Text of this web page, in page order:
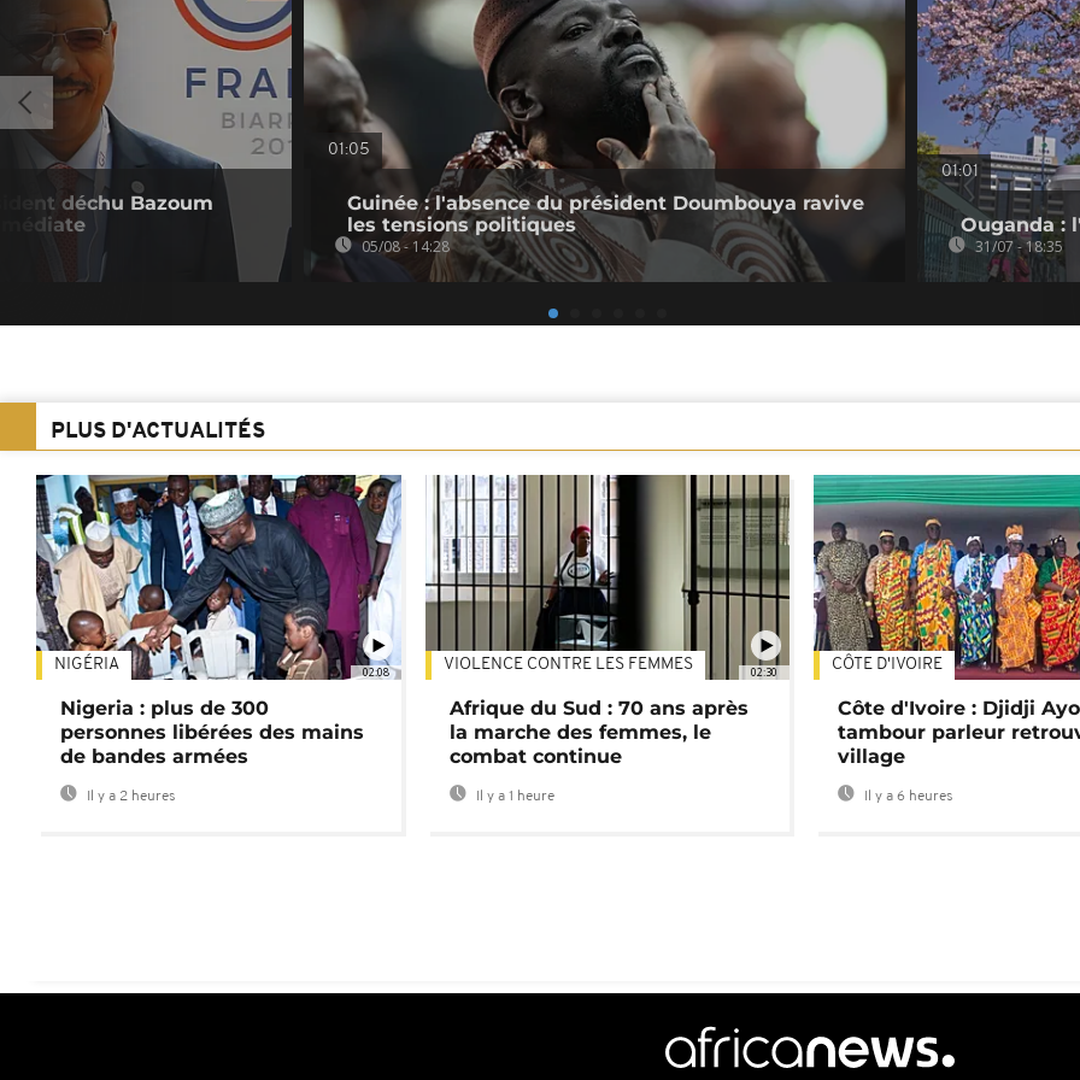
déchu Bazoum
01:05
Guinée : l'absence du président Doumbouya ravive
les tensions politiques
05/08 - 14:28
01:01
Ouganda :
31/07 - 18:35
PLUS D'ACTUALITÉS
02:08
NIGÉRIA
Nigeria : plus de 300
personnes libérées des mains
de bandes armées
Il y a 2 heures
02:30
VIOLENCE CONTRE LES FEMMES
Afrique du Sud : 70 ans après
la marche des femmes, le
combat continue
Il y a 1 heure
CÔTE D'IVOIRE
Côte d'Ivoire : Djidji
tambour parleur
village
Il y a 6 heures